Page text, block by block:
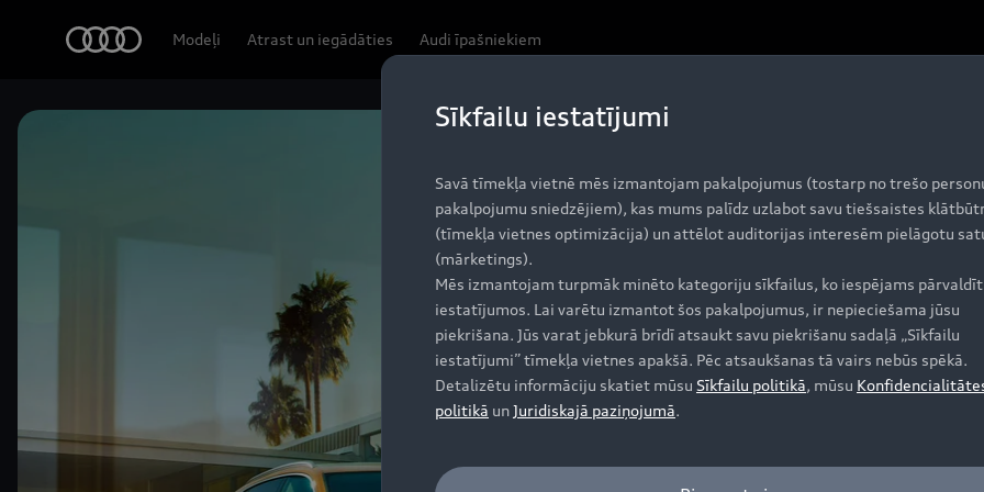
Modeļi Atrast un iegādāties Audi īpašniekiem
Jūsu Audi
2021. gada
pieejams
Sīkfailu iestatījumi
Savā tīmekļa vietnē mēs izmantojam pakalpojumus (tostarp no trešo
pakalpojumu sniedzējiem), kas mums palīdz uzlabot savu tiešsaistes
(tīmekļa vietnes optimizācija) un attēlot auditorijas interesēm pielāgotu
(mārketings).
Mēs izmantojam turpmāk minēto kategoriju sīkfailus, ko iespējams
iestatījumos. Lai varētu izmantot šos pakalpojumus, ir nepieciešama jūsu
piekrišana. Jūs varat jebkurā brīdī atsaukt savu piekrišanu sadaļā „Sīkfailu
iestatījumi” tīmekļa vietnes apakšā. Pēc atsaukšanas tā vairs nebūs spēkā.
Detalizētu informāciju skatiet mūsu Sīkfailu politikā, mūsu
politikā unJuridiskajā paziņojumā.